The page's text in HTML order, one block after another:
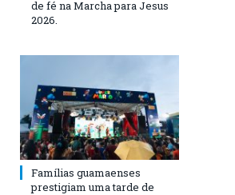
de fé na Marcha para Jesus
2026.
Famílias guamaenses
prestigiam uma tarde de